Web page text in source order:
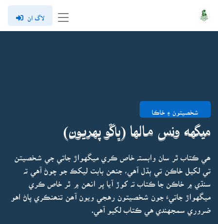
لاگ ان
شخصيتون ۽ خاڪا
ميگهه ونس مالها (ڀاڱو پهريون)
ھي ڪتاب ٿر سان وابستہ خاص ڪري ميگهواڙ جاتي جي شخصيتن
تي لکيل خاڪن تي ٻڌل آهي، جنھن بابت ليکڪ جو چوڻ آهي تہ
سنڌي ۾ خاڪن جا ڪتاب تہ کوڙ آيا پر انھن ۾ ٿر خاص ڪري
ميگهواڙ جاتيءَ جون شخصيتون رهجي ويون آھن تنھنڪري پاڻ اهو
ضروري سمجهندي هي ڪتاب لکيو آهي.